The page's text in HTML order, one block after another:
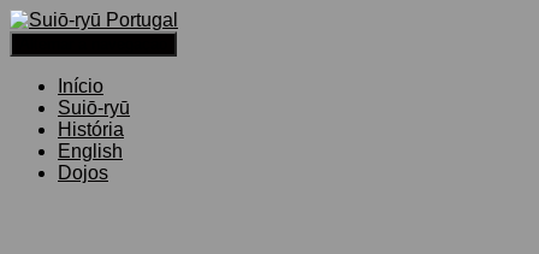
Início
Suiō-ryū
História
English
Dojos